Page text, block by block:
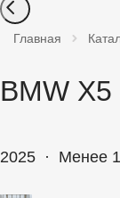
Главная
BMW
2025 · Менее